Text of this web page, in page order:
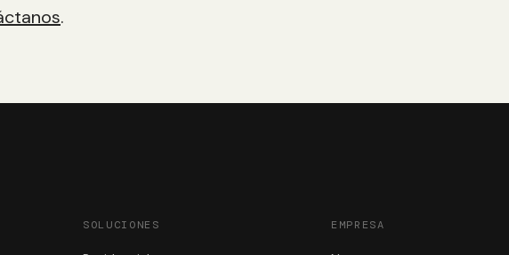
.
SOLUCIONES EMPRESA